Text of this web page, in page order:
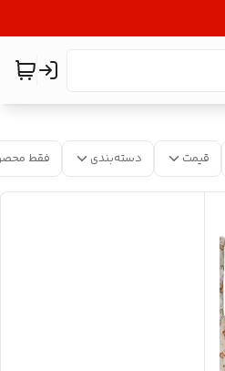
قیمت دسته‌بندی فقط